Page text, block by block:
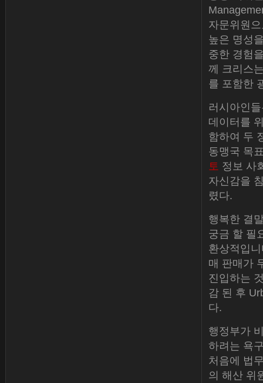
자문위원
높은 명성
중한 경험
께 크리스
를 포함한
러시아인
데이터를
함하여 두
동맹국 목
토 정보 사
자신감을
렸다.
행복한 결
궁금 할 필
환상적입
매 판매가
진입하는
감 된 후
다.
행정부가
하려는 욕
처음에 법
의 해산 위